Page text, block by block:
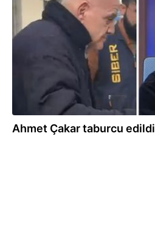
Ahmet Çakar taburcu edildi